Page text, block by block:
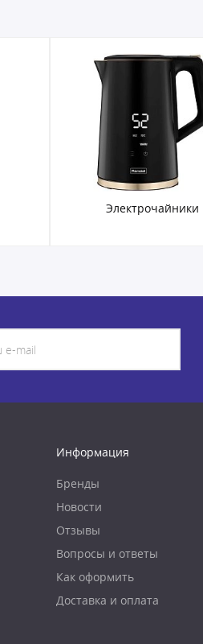
Электрочайники
Информация
Бренды
Новости
Отзывы
Вопросы и ответы
Как оформить
Доставка и оплата